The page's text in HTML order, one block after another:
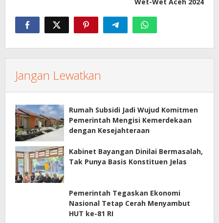
Jangan Lewatkan
Rumah Subsidi Jadi Wujud Komitmen
Pemerintah Mengisi Kemerdekaan
dengan Kesejahteraan
Kabinet Bayangan Dinilai Bermasalah,
Tak Punya Basis Konstituen Jelas
Pemerintah Tegaskan Ekonomi
Nasional Tetap Cerah Menyambut
HUT ke-81 RI